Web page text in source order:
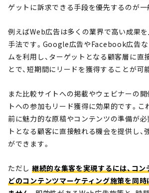
ゲットに訴求できる手段を優先するのが一
例えばWeb広告は多くの業界で高い成果
手法です。Google広告やFacebook広告
ムを利用し、ターゲットとなる顧客層に直
とで、短期間にリードを獲得することが可
また比較サイトへの掲載やウェビナーの開
トへの参加もリード獲得に効果的です。こ
前に魅力的な原稿やコンテンツの準備が必
トとなる顧客に直接触れる機会を提供し、
ができます。
ただし 継続的な集客を実現するには、コ
どのコンテンツマーケティング施策を同